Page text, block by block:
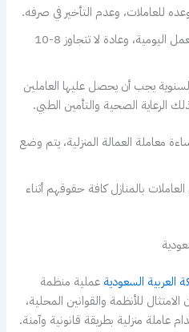
للعاملات، وعدم التأخير في صرفه.
ضرورة تحديد ساعات العمل اليومية، وعادة لا تتجاوز 8-10
يجب أن يحصل عليها العاملين
الرعاية الصحية والتأمين الطبي.
معاملة العمالة المنزلية، يتم وضع
بالمنازل كافة حقوقهم أثناء
العربية السعودية عملية منظمة
للأنظمة والقوانين المحلية،
عاملة منزلية بطريقة قانونية وآمنة.